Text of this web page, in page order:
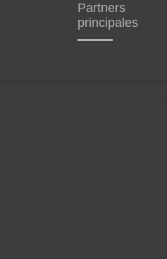
Partners
principales